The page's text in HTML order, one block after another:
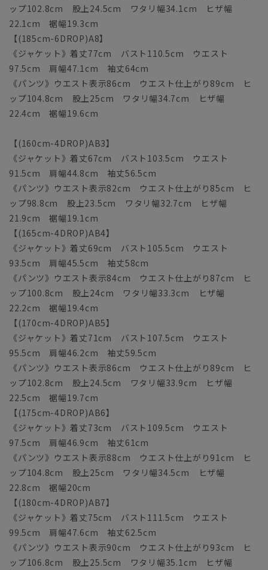
ップ102.8cm 股上24.5cm ワタリ幅34.1cm ヒザ幅
22.1cm 裾幅19.3cm
【(185cm-6DROP)A8】
《ジャケット》着丈77cm バスト110.5cm ウエスト
97.5cm 肩幅47.1cm 袖丈64cm
《パンツ》ウエスト表示86cm ウエスト仕上がり89cm ヒ
ップ104.8cm 股上25cm ワタリ幅34.7cm ヒザ幅
22.4cm 裾幅19.6cm
【(160cm-4DROP)AB3】
《ジャケット》着丈67cm バスト103.5cm ウエスト
91.5cm 肩幅44.8cm 袖丈56.5cm
《パンツ》ウエスト表示82cm ウエスト仕上がり85cm ヒ
ップ98.8cm 股上23.5cm ワタリ幅32.7cm ヒザ幅
21.9cm 裾幅19.1cm
【(165cm-4DROP)AB4】
《ジャケット》着丈69cm バスト105.5cm ウエスト
93.5cm 肩幅45.5cm 袖丈58cm
《パンツ》ウエスト表示84cm ウエスト仕上がり87cm ヒ
ップ100.8cm 股上24cm ワタリ幅33.3cm ヒザ幅
22.2cm 裾幅19.4cm
【(170cm-4DROP)AB5】
《ジャケット》着丈71cm バスト107.5cm ウエスト
95.5cm 肩幅46.2cm 袖丈59.5cm
《パンツ》ウエスト表示86cm ウエスト仕上がり89cm ヒ
ップ102.8cm 股上24.5cm ワタリ幅33.9cm ヒザ幅
22.5cm 裾幅19.7cm
【(175cm-4DROP)AB6】
《ジャケット》着丈73cm バスト109.5cm ウエスト
97.5cm 肩幅46.9cm 袖丈61cm
《パンツ》ウエスト表示88cm ウエスト仕上がり91cm ヒ
ップ104.8cm 股上25cm ワタリ幅34.5cm ヒザ幅
22.8cm 裾幅20cm
【(180cm-4DROP)AB7】
《ジャケット》着丈75cm バスト111.5cm ウエスト
99.5cm 肩幅47.6cm 袖丈62.5cm
《パンツ》ウエスト表示90cm ウエスト仕上がり93cm ヒ
ップ106.8cm 股上25.5cm ワタリ幅35.1cm ヒザ幅